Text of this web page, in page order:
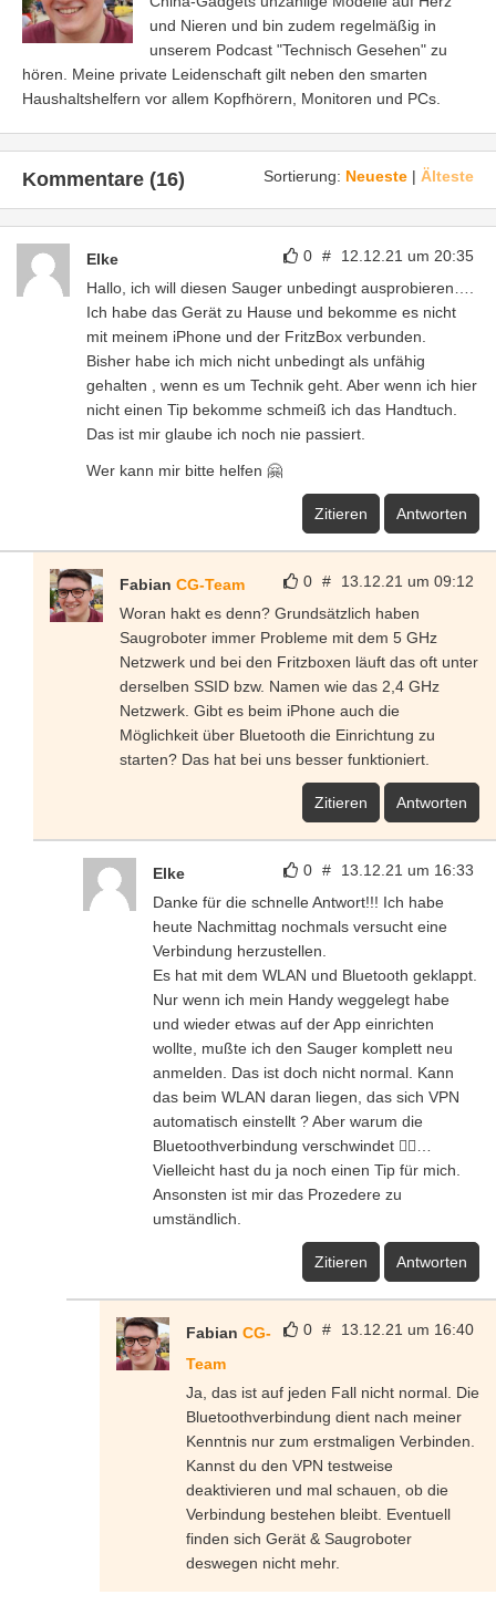
und Nieren und bin zudem regelmäßig in
unserem Podcast "Technisch Gesehen" zu
hören. Meine private Leidenschaft gilt neben den smarten
Haushaltshelfern vor allem Kopfhörern, Monitoren und PCs.
Sortierung: Neueste | Älteste
Kommentare (16)
0 # 12.12.21 um 20:35
Elke
Hallo, ich will diesen Sauger unbedingt ausprobieren….
Ich habe das Gerät zu Hause und bekomme es nicht
mit meinem iPhone und der FritzBox verbunden.
Bisher habe ich mich nicht unbedingt als unfähig
gehalten , wenn es um Technik geht. Aber wenn ich hier
nicht einen Tip bekomme schmeiß ich das Handtuch.
Das ist mir glaube ich noch nie passiert.
Wer kann mir bitte helfen 🤗
Zitieren Antworten
0 # 13.12.21 um 09:12
Fabian CG-Team
Woran hakt es denn? Grundsätzlich haben
Saugroboter immer Probleme mit dem 5 GHz
Netzwerk und bei den Fritzboxen läuft das oft unter
derselben SSID bzw. Namen wie das 2,4 GHz
Netzwerk. Gibt es beim iPhone auch die
Möglichkeit über Bluetooth die Einrichtung zu
starten? Das hat bei uns besser funktioniert.
Zitieren Antworten
0 # 13.12.21 um 16:33
Elke
Danke für die schnelle Antwort!!! Ich habe
heute Nachmittag nochmals versucht eine
Verbindung herzustellen.
Es hat mit dem WLAN und Bluetooth geklappt.
Nur wenn ich mein Handy weggelegt habe
und wieder etwas auf der App einrichten
wollte, mußte ich den Sauger komplett neu
anmelden. Das ist doch nicht normal. Kann
das beim WLAN daran liegen, das sich VPN
automatisch einstellt ? Aber warum die
Bluetoothverbindung verschwindet 🤷‍♀️…
Vielleicht hast du ja noch einen Tip für mich.
Ansonsten ist mir das Prozedere zu
umständlich.
Zitieren Antworten
0 # 13.12.21 um 16:40
Fabian CG-
Team
Ja, das ist auf jeden Fall nicht normal. Die
Bluetoothverbindung dient nach meiner
Kenntnis nur zum erstmaligen Verbinden.
Kannst du den VPN testweise
deaktivieren und mal schauen, ob die
Verbindung bestehen bleibt. Eventuell
finden sich Gerät & Saugroboter
deswegen nicht mehr.